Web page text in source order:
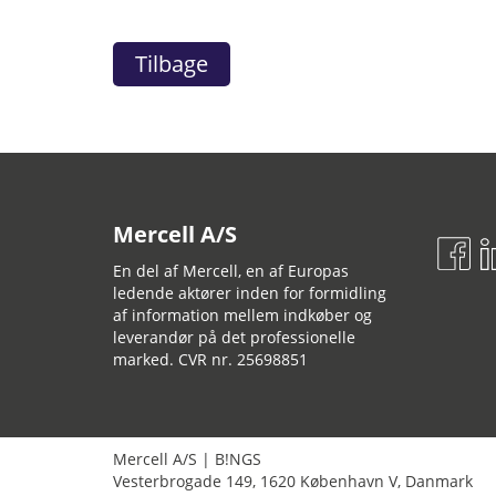
Tilbage
Mercell A/S
En del af Mercell, en af Europas
ledende aktører inden for formidling
af information mellem indkøber og
leverandør på det professionelle
marked. CVR nr. 25698851
Mercell A/S | B!NGS
Vesterbrogade 149, 1620 København V, Danmark